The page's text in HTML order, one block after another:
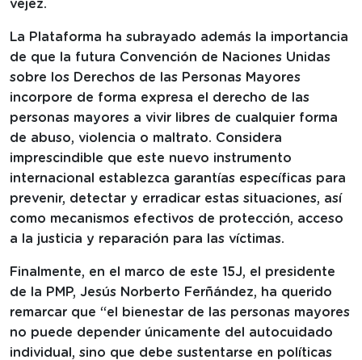
vejez.
La Plataforma ha subrayado además la importancia
de que la futura Convención de Naciones Unidas
sobre los Derechos de las Personas Mayores
incorpore de forma expresa el derecho de las
personas mayores a vivir libres de cualquier forma
de abuso, violencia o maltrato. Considera
imprescindible que este nuevo instrumento
internacional establezca garantías específicas para
prevenir, detectar y erradicar estas situaciones, así
como mecanismos efectivos de protección, acceso
a la justicia y reparación para las víctimas.
Finalmente, en el marco de este 15J, el presidente
de la PMP, Jesús Norberto Ferñández, ha querido
remarcar que “el bienestar de las personas mayores
no puede depender únicamente del autocuidado
individual, sino que debe sustentarse en políticas